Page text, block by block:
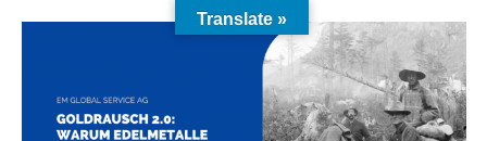
Translate »